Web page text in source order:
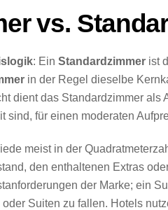
vs.
: Ein Standardzimmer ist
in der Regel dieselbe
dient das Standardzimmer
sind, für einen moderaten
meist in der
den enthaltenen Extras
der Marke; ein
Suiten zu fallen. Hotels